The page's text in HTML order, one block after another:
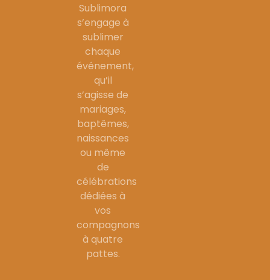
Sublimora
s’engage à
sublimer
chaque
événement,
qu’il
s’agisse de
mariages,
baptêmes,
naissances
ou même
de
célébrations
dédiées à
vos
compagnons
à quatre
pattes.